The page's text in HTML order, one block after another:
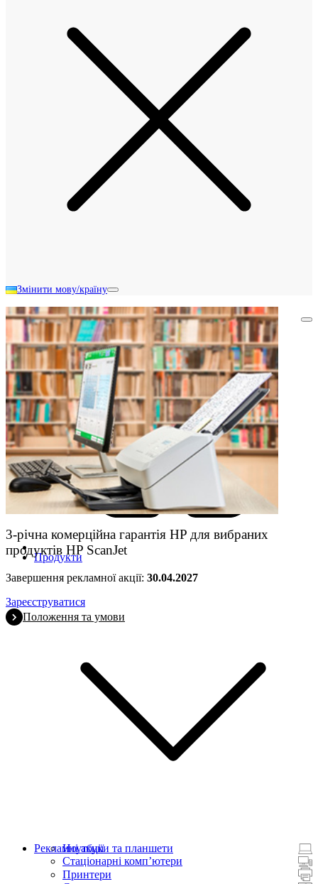
Продукти
Ноутбуки та планшети
Стаціонарні комп’ютери
Принтери
Рекламні акції
Змінити мову/країну
Шукати в Акції HP
3-річна комерційна гарантія HP для вибраних
продуктів HP ScanJet
Завершення рекламної акції: 30.04.2027
Зареєструватися
Положення та умови